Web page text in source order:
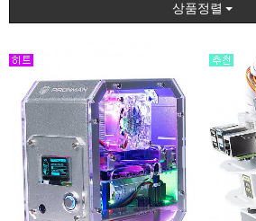
상품정렬